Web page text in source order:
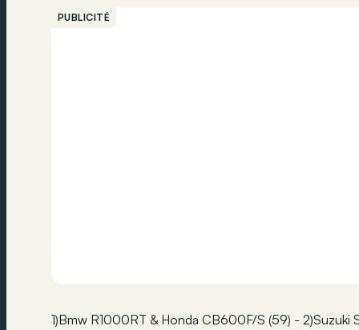
PUBLICITÉ
1)Bmw R1000RT & Honda CB600F/S (59) -